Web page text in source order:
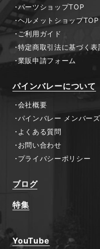
パーツショップTOP
ヘルメットショップTOP
ご利用ガイド
特定商取引法に基づく表
業販申請フォーム
パインバレーについて
会社概要
パインバレー メンバーズ
よくある質問
お問い合わせ
プライバシーポリシー
ブログ
特集
YouTube